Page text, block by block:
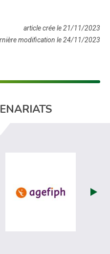
article crée le 21/11/2023
modification le 24/11/2023
les site de Ministère du travail
visiter les